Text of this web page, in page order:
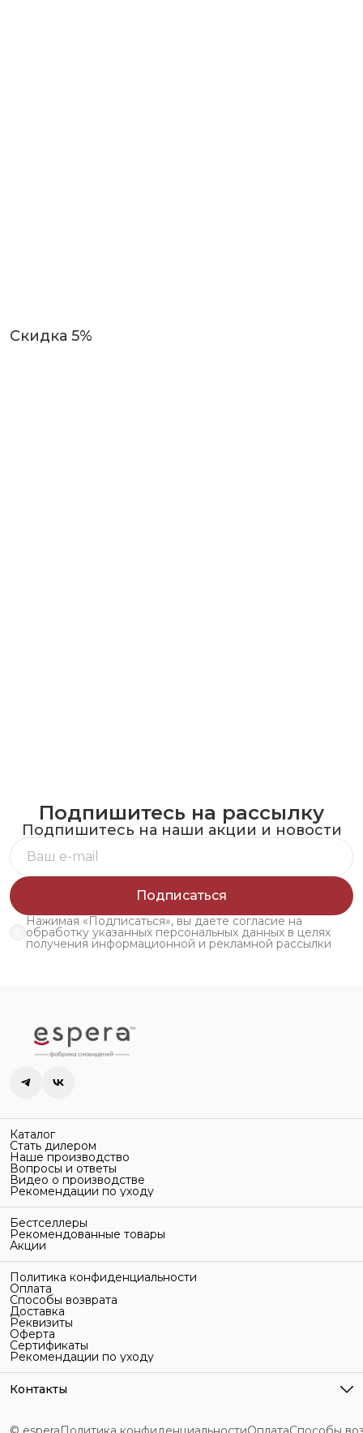
Скидка 5%
Подпишитесь на рассылку
Подпишитесь на наши акции и новости
Подписаться
Нажимая «Подписаться», вы даете согласие на
обработку указанных персональных данных в целях
получения информационной и рекламной рассылки
Каталог
Стать дилером
Наше производство
Вопросы и ответы
Видео о производстве
Рекомендации по уходу
Бестселлеры
Рекомендованные товары
Акции
Политика конфиденциальности
Оплата
Способы возврата
Доставка
Реквизиты
Оферта
Сертификаты
Рекомендации по уходу
Контакты